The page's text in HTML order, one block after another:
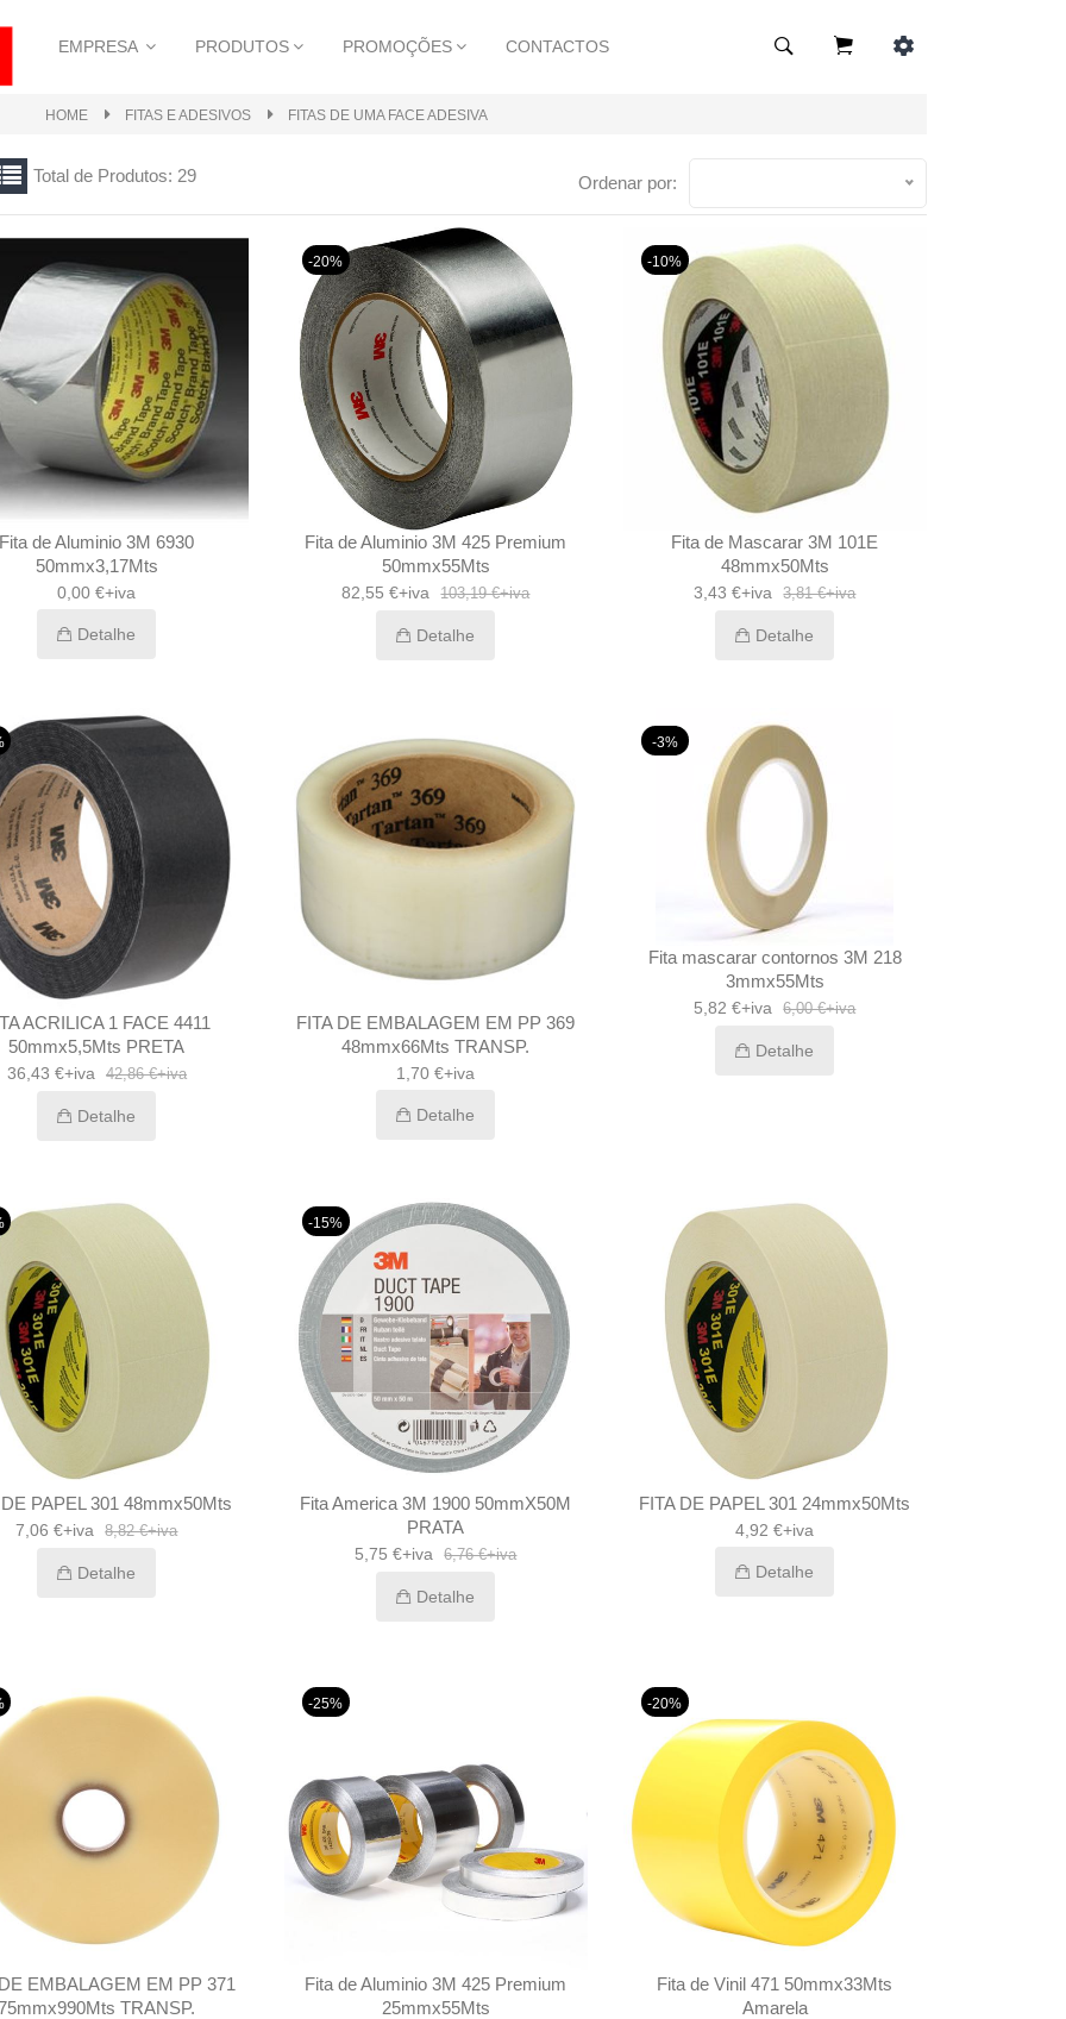
EMPRESA PRODUTOS PROMOÇÕES CONTACTOS
HOME FITAS E ADESIVOS FITAS DE UMA FACE ADESIVA
Total de Produtos: 29 Ordenar por:
Fita de Aluminio 3M 6930
50mmx3,17Mts
0,00 €+iva
Detalhe
-20%
Fita de Aluminio 3M 425 Premium
50mmx55Mts
82,55 €+iva 103,19 €+iva
Detalhe
-10%
Fita de Mascarar 3M 101E
48mmx50Mts
3,43 €+iva 3,81 €+iva
Detalhe
ACRILICA 1 FACE 4411
50mmx5,5Mts PRETA
36,43 €+iva 42,86 €+iva
Detalhe
FITA DE EMBALAGEM EM PP 369
48mmx66Mts TRANSP.
1,70 €+iva
Detalhe
-3%
Fita mascarar contornos 3M 218
3mmx55Mts
5,82 €+iva 6,00 €+iva
Detalhe
PAPEL 301 48mmx50Mts
7,06 €+iva 8,82 €+iva
Detalhe
-15%
Fita America 3M 1900 50mmX50M
PRATA
5,75 €+iva 6,76 €+iva
Detalhe
FITA DE PAPEL 301 24mmx50Mts
4,92 €+iva
Detalhe
EMBALAGEM EM PP 371
TRANSP.
-25%
Fita de Aluminio 3M 425 Premium
25mmx55Mts
-20%
Fita de Vinil 471 50mmx33Mts
Amarela